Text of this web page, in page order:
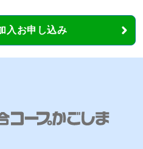
入お申し込み